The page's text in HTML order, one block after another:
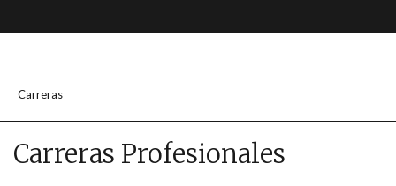
Carreras
Carreras Profesionales